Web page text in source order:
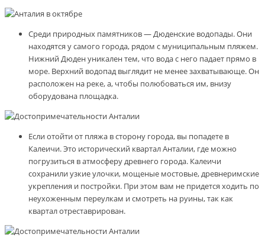
Среди природных памятников — Дюденские водопады. Они
находятся у самого города, рядом с муниципальным пляжем.
Нижний Дюден уникален тем, что вода с него падает прямо в
море. Верхний водопад выглядит не менее захватывающе. Он
расположен на реке, а, чтобы полюбоваться им, внизу
оборудована площадка.
Если отойти от пляжа в сторону города, вы попадете в
Калеичи. Это исторический квартал Анталии, где можно
погрузиться в атмосферу древнего города. Калеичи
сохранили узкие улочки, мощеные мостовые, древнеримские
укрепления и постройки. При этом вам не придется ходить по
неухоженным переулкам и смотреть на руины, так как
квартал отреставрирован.